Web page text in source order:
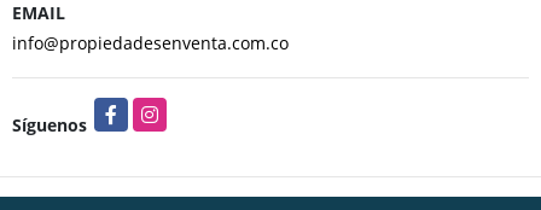
EMAIL
info@propiedadesenventa.com.co
Síguenos
FacebookInstagram